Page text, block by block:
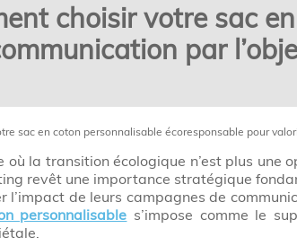
choisir votre sac
par
sac en coton personnalisable écoresponsable pour
où la transition écologique n’est plus
revêt une importance stratégique
l’impact de leurs campagnes de
personnalisable s’impose comme le